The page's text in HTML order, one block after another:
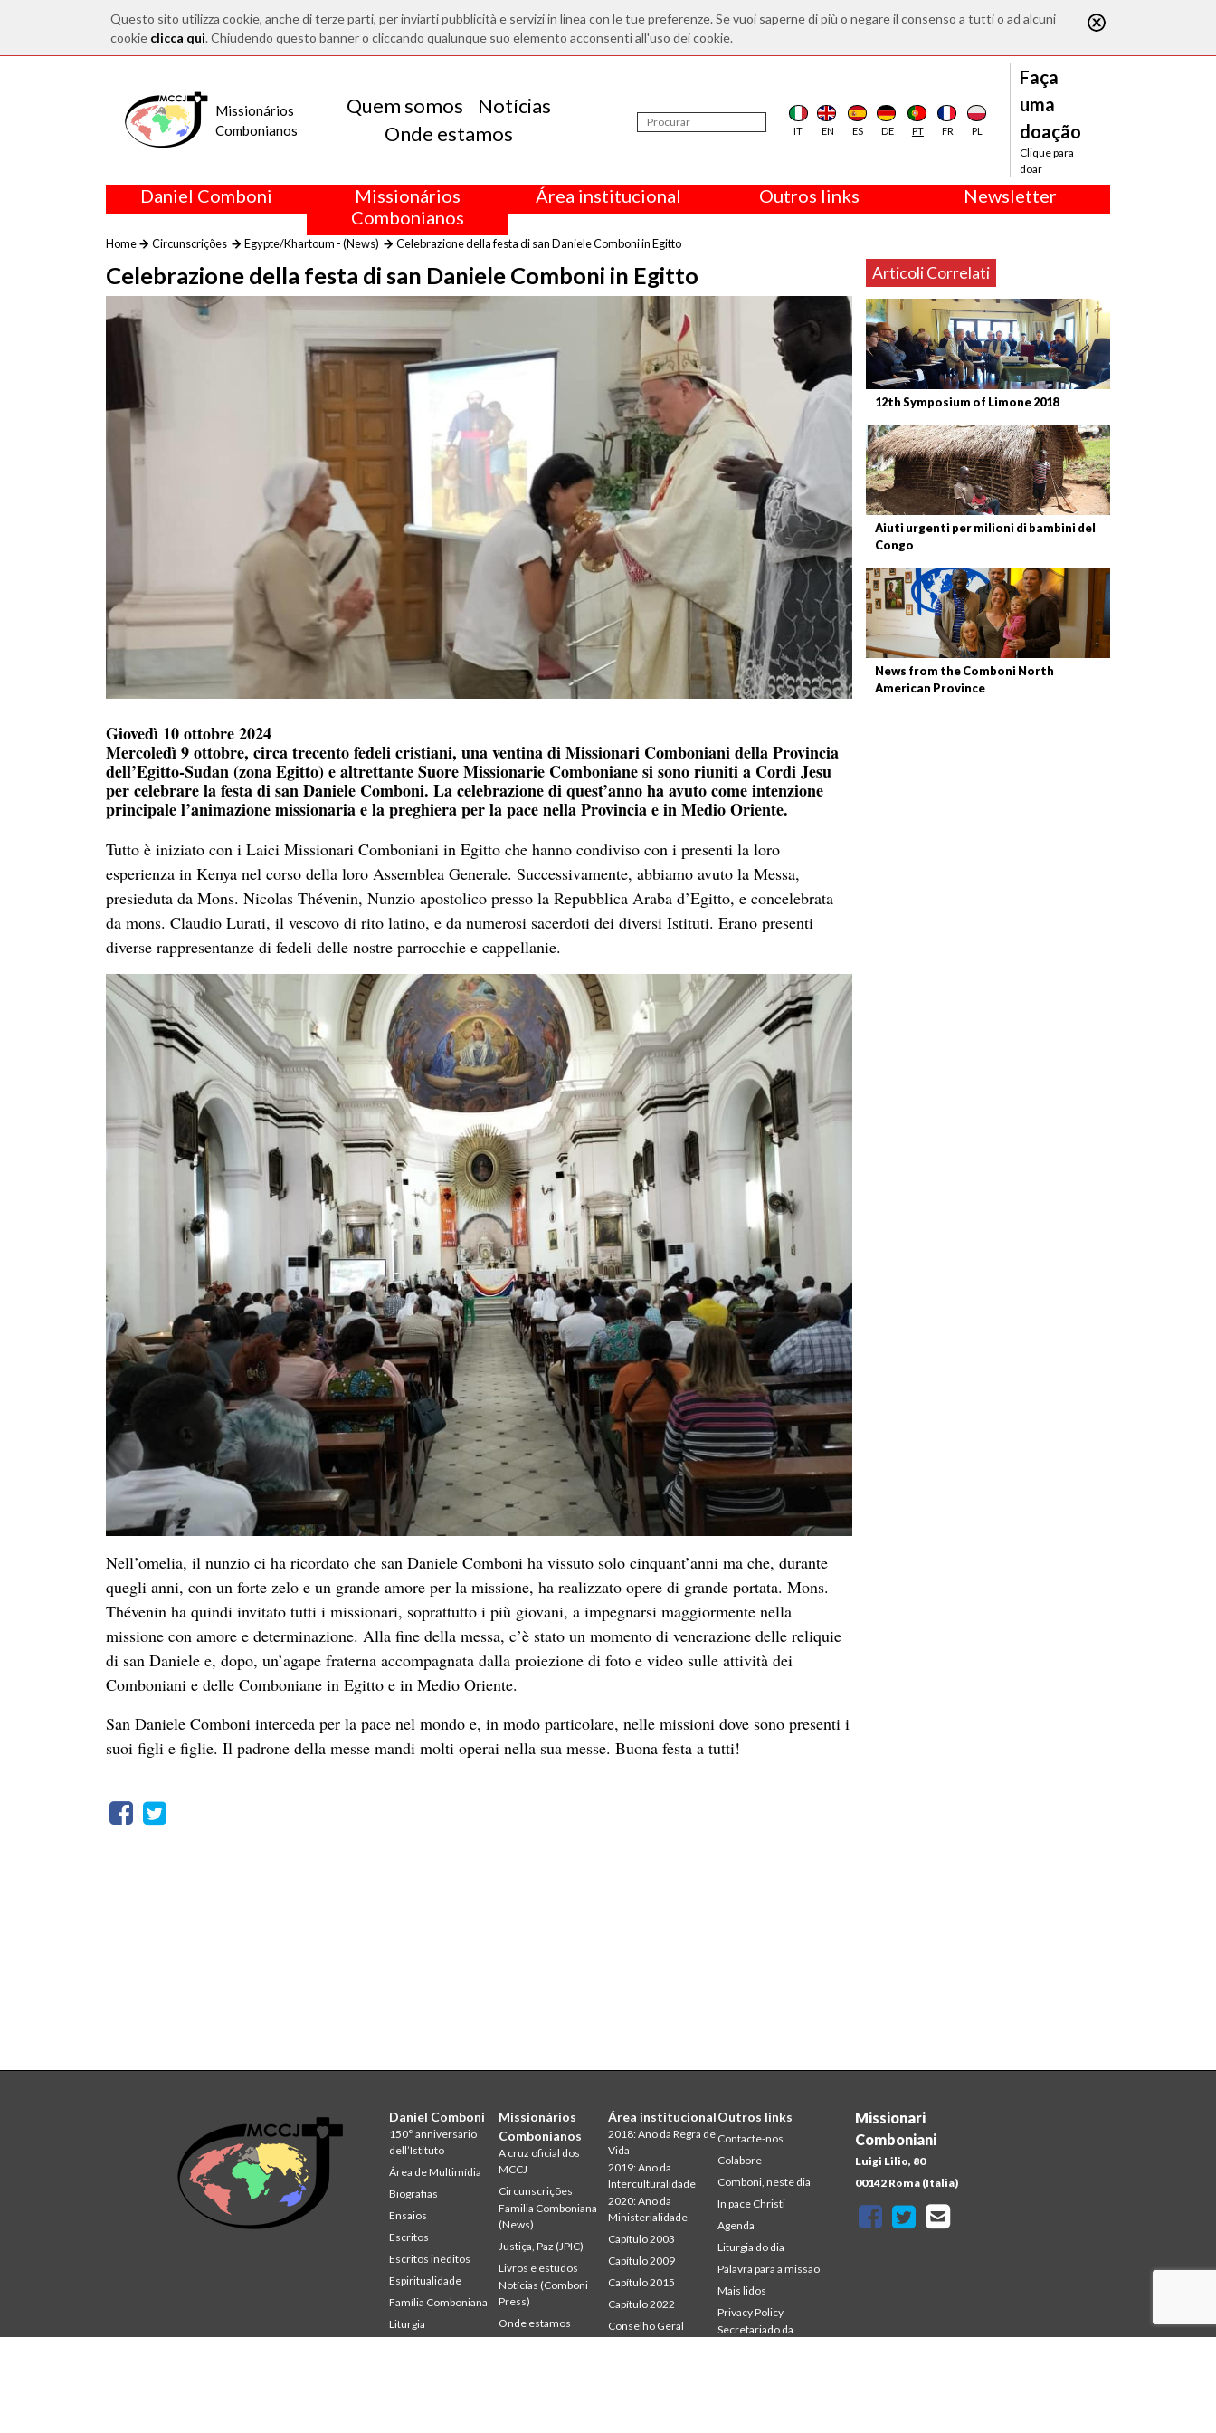
Questo sito utilizza cookie, anche di terze parti, per inviarti pubblicità e servizi in linea con le tue preferenze. Se vuoi saperne di più o negare il consenso a tutti o ad alcuni
cookie clicca qui. Chiudendo questo banner o cliccando qualunque suo elemento acconsenti all'uso dei cookie.
Missionários
Combonianos
Quem somos
Notícias
Onde estamos
IT EN ES DE PT FR PL
Faça
uma
doação
Clique para
doar
Daniel Comboni
Missionários
Combonianos
Área institucional Outros links Newsletter
Home Circunscrições Egypte/Khartoum - (News) Celebrazione della festa di san Daniele Comboni in Egitto
Celebrazione della festa di san Daniele Comboni in Egitto Articoli Correlati
12th Symposium of Limone 2018
Aiuti urgenti per milioni di bambini del
Congo
News from the Comboni North
American Province
Giovedì 10 ottobre 2024
Mercoledì 9 ottobre, circa trecento fedeli cristiani, una ventina di Missionari Comboniani della Provincia
dell’Egitto-Sudan (zona Egitto) e altrettante Suore Missionarie Comboniane si sono riuniti a Cordi Jesu
per celebrare la festa di san Daniele Comboni. La celebrazione di quest’anno ha avuto come intenzione
principale l’animazione missionaria e la preghiera per la pace nella Provincia e in Medio Oriente.
Tutto è iniziato con i Laici Missionari Comboniani in Egitto che hanno condiviso con i presenti la loro
esperienza in Kenya nel corso della loro Assemblea Generale. Successivamente, abbiamo avuto la Messa,
presieduta da Mons. Nicolas Thévenin, Nunzio apostolico presso la Repubblica Araba d’Egitto, e concelebrata
da mons. Claudio Lurati, il vescovo di rito latino, e da numerosi sacerdoti dei diversi Istituti. Erano presenti
diverse rappresentanze di fedeli delle nostre parrocchie e cappellanie.
Nell’omelia, il nunzio ci ha ricordato che san Daniele Comboni ha vissuto solo cinquant’anni ma che, durante
quegli anni, con un forte zelo e un grande amore per la missione, ha realizzato opere di grande portata. Mons.
Thévenin ha quindi invitato tutti i missionari, soprattutto i più giovani, a impegnarsi maggiormente nella
missione con amore e determinazione. Alla fine della messa, c’è stato un momento di venerazione delle reliquie
di san Daniele e, dopo, un’agape fraterna accompagnata dalla proiezione di foto e video sulle attività dei
Comboniani e delle Comboniane in Egitto e in Medio Oriente.
San Daniele Comboni interceda per la pace nel mondo e, in modo particolare, nelle missioni dove sono presenti i
suoi figli e figlie. Il padrone della messe mandi molti operai nella sua messe. Buona festa a tutti!
Missionari
Comboniani
Luigi Lilio, 80
00142 Roma (Italia)
Daniel Comboni
150° anniversario
dell’Istituto
Área de Multimídia
Biografias
Ensaios
Escritos
Escritos inéditos
Espiritualidade
Família Comboniana
Liturgia
Studium
Missionários
Combonianos
A cruz oficial dos
MCCJ
Circunscrições
Familia Comboniana
(News)
Justiça, Paz (JPIC)
Livros e estudos
Notícias (Comboni
Press)
Onde estamos
Área institucional
2018: Ano da Regra de
Vida
2019: Ano da
Interculturalidade
2020: Ano da
Ministerialidade
Capítulo 2003
Capítulo 2009
Capítulo 2015
Capítulo 2022
Conselho Geral
Outros links
Contacte-nos
Colabore
Comboni, neste dia
In pace Christi
Agenda
Liturgia do dia
Palavra para a missão
Mais lidos
Privacy Policy
Secretariado da